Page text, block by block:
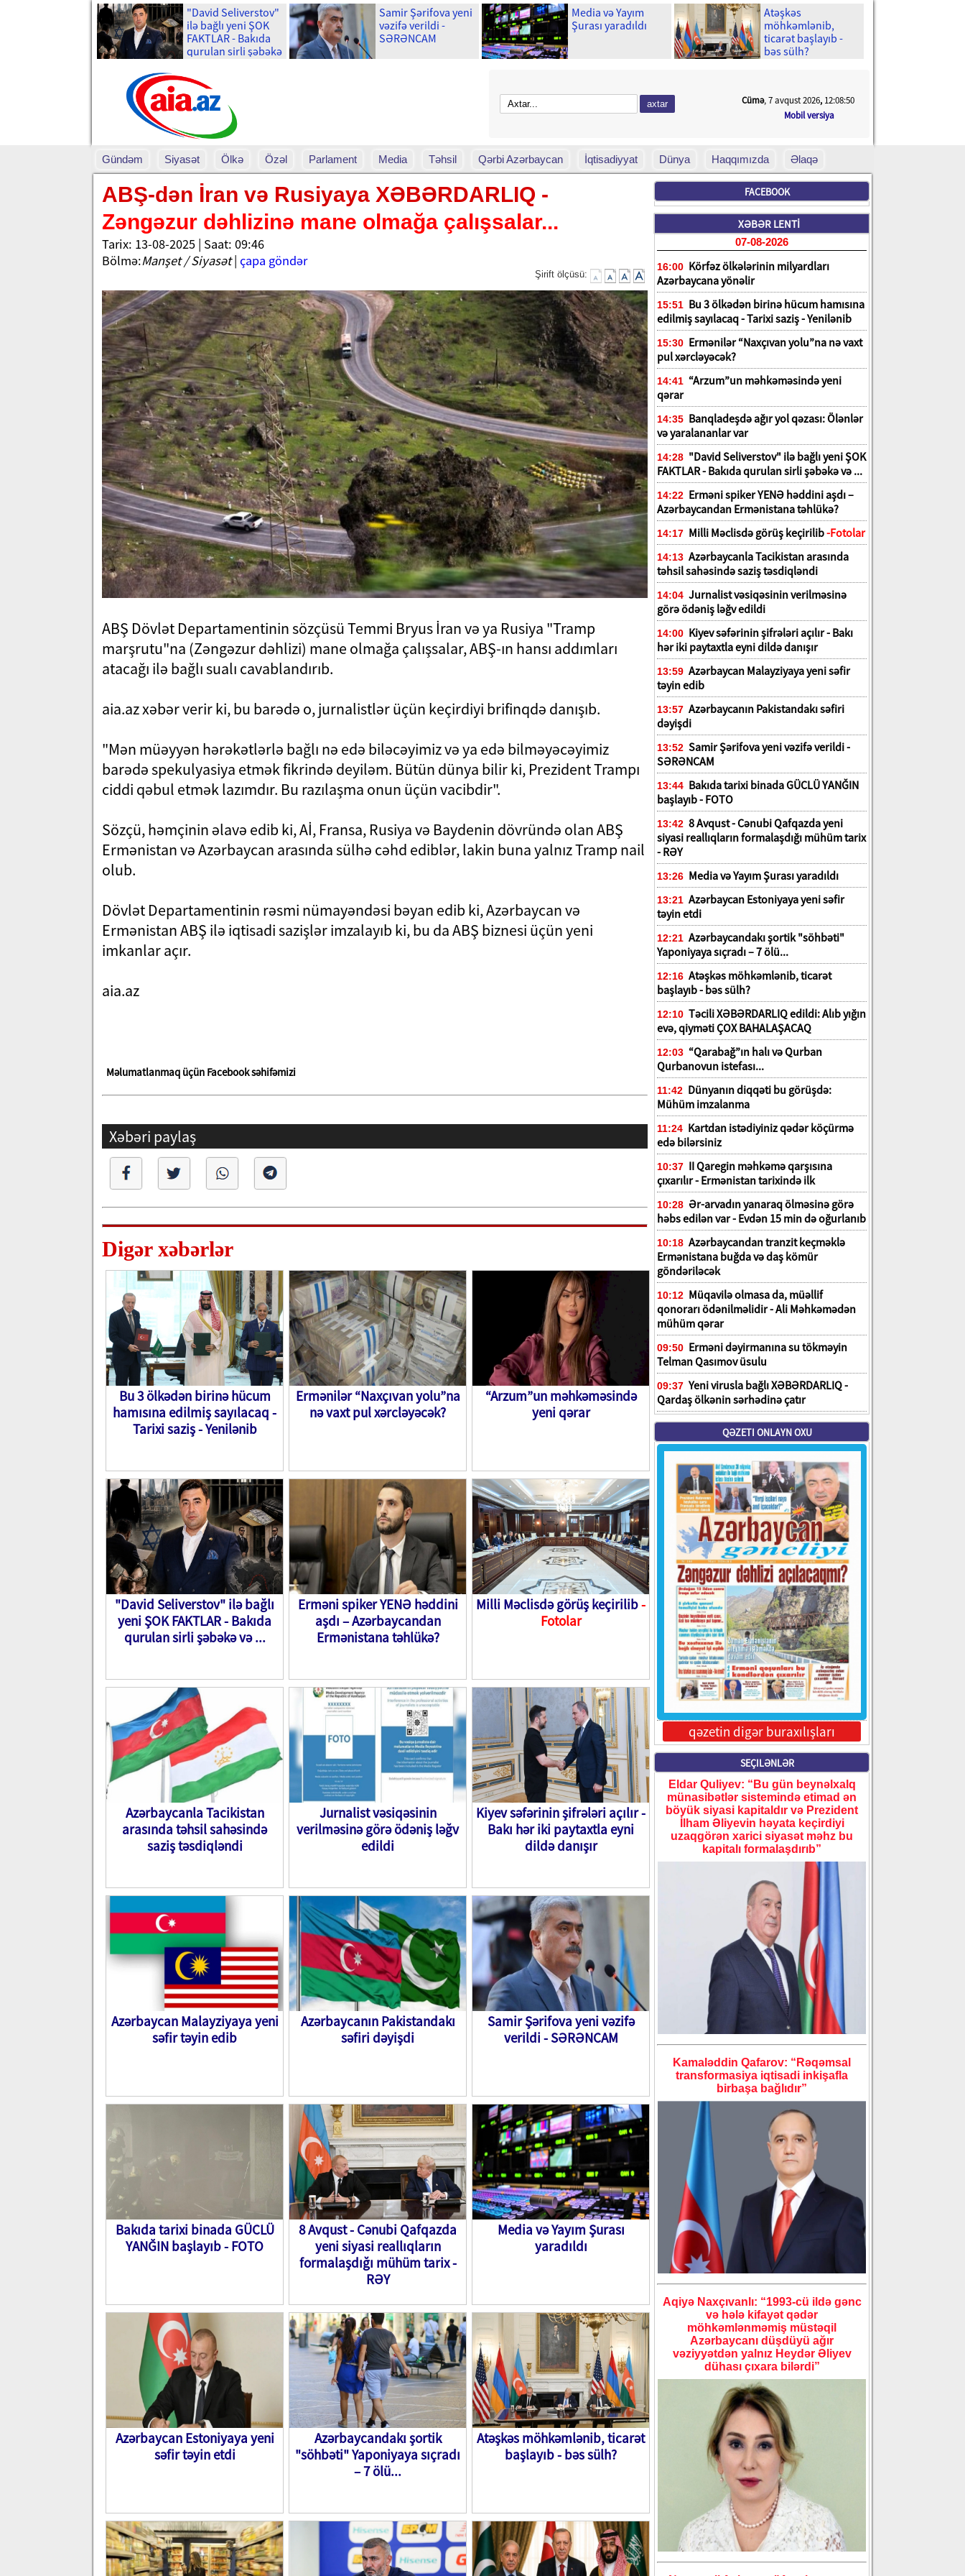
"David Seliverstov"
ilə bağlı yeni ŞOK
FAKTLAR - Bakıda
qurulan sirli şəbəkə
Samir Şərifova yeni
vəzifə verildi -
SƏRƏNCAM
Media və Yayım
Şurası yaradıldı
Atəşkəs
möhkəmlənib,
ticarət başlayıb -
bəs sülh?
Mobil versiya
Cümə, 7 avqust 2026, 12:08:52
Gündəm Siyasət Ölkə Özəl Parlament Media Təhsil Qərbi Azərbaycan İqtisadiyyat Dünya Haqqımızda Əlaqə
ABŞ-dən İran və Rusiyaya XƏBƏRDARLIQ -
Zəngəzur dəhlizinə mane olmağa çalışsalar...
Tarix: 13-08-2025 | Saat: 09:46
Bölmə:Manşet / Siyasət| çapa göndər
Şirift ölçüsü:
ABŞ Dövlət Departamentinin sözçüsü Temmi Bryus İran və ya Rusiya "Tramp
marşrutu"na (Zəngəzur dəhlizi) mane olmağa çalışsalar, ABŞ-ın hansı addımları
atacağı ilə bağlı sualı cavablandırıb.
aia.az xəbər verir ki, bu barədə o, jurnalistlər üçün keçirdiyi brifinqdə danışıb.
"Mən müəyyən hərəkətlərlə bağlı nə edə biləcəyimiz və ya edə bilməyəcəyimiz
barədə spekulyasiya etmək fikrində deyiləm. Bütün dünya bilir ki, Prezident Trampı
ciddi qəbul etmək lazımdır. Bu razılaşma onun üçün vacibdir".
Sözçü, həmçinin əlavə edib ki, Aİ, Fransa, Rusiya və Baydenin dövründə olan ABŞ
Ermənistan və Azərbaycan arasında sülhə cəhd ediblər, lakin buna yalnız Tramp nail
olub.
Dövlət Departamentinin rəsmi nümayəndəsi bəyan edib ki, Azərbaycan və
Ermənistan ABŞ ilə iqtisadi sazişlər imzalayıb ki, bu da ABŞ biznesi üçün yeni
imkanlar açır.
aia.az
Məlumatlanmaq üçün Facebook səhifəmizi
Xəbəri paylaş
Digər xəbərlər
Bu 3 ölkədən birinə hücum
hamısına edilmiş sayılacaq -
Tarixi saziş - Yenilənib
Ermənilər “Naxçıvan yolu”na
nə vaxt pul xərcləyəcək?
“Arzum”un məhkəməsində
yeni qərar
"David Seliverstov" ilə bağlı
yeni ŞOK FAKTLAR - Bakıda
qurulan sirli şəbəkə və ...
Erməni spiker YENƏ həddini
aşdı – Azərbaycandan
Ermənistana təhlükə?
Milli Məclisdə görüş keçirilib-
Fotolar
Azərbaycanla Tacikistan
arasında təhsil sahəsində
saziş təsdiqləndi
Jurnalist vəsiqəsinin
verilməsinə görə ödəniş ləğv
edildi
Kiyev səfərinin şifrələri açılır -
Bakı hər iki paytaxtla eyni
dildə danışır
Azərbaycan Malayziyaya yeni
səfir təyin edib
Azərbaycanın Pakistandakı
səfiri dəyişdi
Samir Şərifova yeni vəzifə
verildi - SƏRƏNCAM
Bakıda tarixi binada GÜCLÜ
YANĞIN başlayıb - FOTO
8 Avqust - Cənubi Qafqazda
yeni siyasi reallıqların
formalaşdığı mühüm tarix -
RƏY
Media və Yayım Şurası
yaradıldı
Azərbaycan Estoniyaya yeni
səfir təyin etdi
Azərbaycandakı şortik
"söhbəti" Yaponiyaya sıçradı
– 7 ölü...
Atəşkəs möhkəmlənib, ticarət
başlayıb - bəs sülh?
FACEBOOK
XƏBƏR LENTİ
07-08-2026
16:00 Körfəz ölkələrinin milyardları
Azərbaycana yönəlir
15:51 Bu 3 ölkədən birinə hücum hamısına
edilmiş sayılacaq - Tarixi saziş - Yenilənib
15:30 Ermənilər “Naxçıvan yolu”na nə vaxt
pul xərcləyəcək?
14:41 “Arzum”un məhkəməsində yeni
qərar
14:35 Banqladeşdə ağır yol qəzası: Ölənlər
və yaralananlar var
14:28 "David Seliverstov" ilə bağlı yeni ŞOK
FAKTLAR - Bakıda qurulan sirli şəbəkə və ...
14:22 Erməni spiker YENƏ həddini aşdı –
Azərbaycandan Ermənistana təhlükə?
14:17 Milli Məclisdə görüş keçirilib-Fotolar
14:13 Azərbaycanla Tacikistan arasında
təhsil sahəsində saziş təsdiqləndi
14:04 Jurnalist vəsiqəsinin verilməsinə
görə ödəniş ləğv edildi
14:00 Kiyev səfərinin şifrələri açılır - Bakı
hər iki paytaxtla eyni dildə danışır
13:59 Azərbaycan Malayziyaya yeni səfir
təyin edib
13:57 Azərbaycanın Pakistandakı səfiri
dəyişdi
13:52 Samir Şərifova yeni vəzifə verildi -
SƏRƏNCAM
13:44 Bakıda tarixi binada GÜCLÜ YANĞIN
başlayıb - FOTO
13:42 8 Avqust - Cənubi Qafqazda yeni
siyasi reallıqların formalaşdığı mühüm tarix
- RƏY
13:26 Media və Yayım Şurası yaradıldı
13:21 Azərbaycan Estoniyaya yeni səfir
təyin etdi
12:21 Azərbaycandakı şortik "söhbəti"
Yaponiyaya sıçradı – 7 ölü...
12:16 Atəşkəs möhkəmlənib, ticarət
başlayıb - bəs sülh?
12:10 Təcili XƏBƏRDARLIQ edildi: Alıb yığın
evə, qiyməti ÇOX BAHALAŞACAQ
12:03 “Qarabağ”ın halı və Qurban
Qurbanovun istefası...
11:42 Dünyanın diqqəti bu görüşdə:
Mühüm imzalanma
11:24 Kartdan istədiyiniz qədər köçürmə
edə bilərsiniz
10:37 II Qaregin məhkəmə qarşısına
çıxarılır - Ermənistan tarixində ilk
10:28 Ər-arvadın yanaraq ölməsinə görə
həbs edilən var - Evdən 15 min də oğurlanıb
10:18 Azərbaycandan tranzit keçməklə
Ermənistana buğda və daş kömür
göndəriləcək
10:12 Müqavilə olmasa da, müəllif
qonorarı ödənilməlidir - Ali Məhkəmədən
mühüm qərar
09:50 Erməni dəyirmanına su tökməyin
Telman Qasımov üsulu
09:37 Yeni virusla bağlı XƏBƏRDARLIQ -
Qardaş ölkənin sərhədinə çatır
QƏZETI ONLAYN OXU
qəzetin digər buraxılışları
SEÇILƏNLƏR
Eldar Quliyev: “Bu gün beynəlxalq
münasibətlər sistemində etimad ən
böyük siyasi kapitaldır və Prezident
İlham Əliyevin həyata keçirdiyi
uzaqgörən xarici siyasət məhz bu
kapitalı formalaşdırıb”
Kamaləddin Qafarov: “Rəqəmsal
transformasiya iqtisadi inkişafla
birbaşa bağlıdır”
Aqiyə Naxçıvanlı: “1993-cü ildə gənc
və hələ kifayət qədər
möhkəmlənməmiş müstəqil
Azərbaycanı düşdüyü ağır
vəziyyətdən yalnız Heydər Əliyev
dühası çıxara bilərdi”